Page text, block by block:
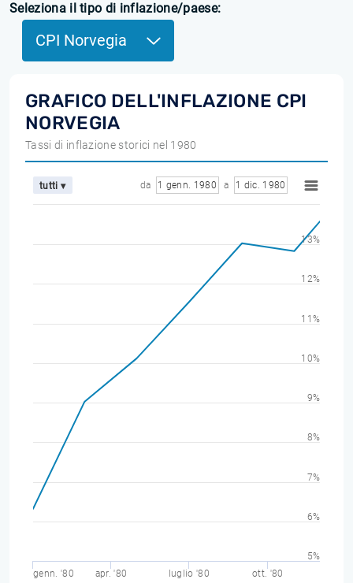
Seleziona il tipo di inflazione/paese:
CPI Norvegia
GRAFICO DELL'INFLAZIONE CPI
NORVEGIA
Tassi di inflazione storici nel 1980
tutti ▾ da 1 genn. 1980 a 1 dic. 1980
genn. '80 apr. '80 luglio '80 ott. '80
5%
6%
7%
8%
9%
10%
11%
12%
13%